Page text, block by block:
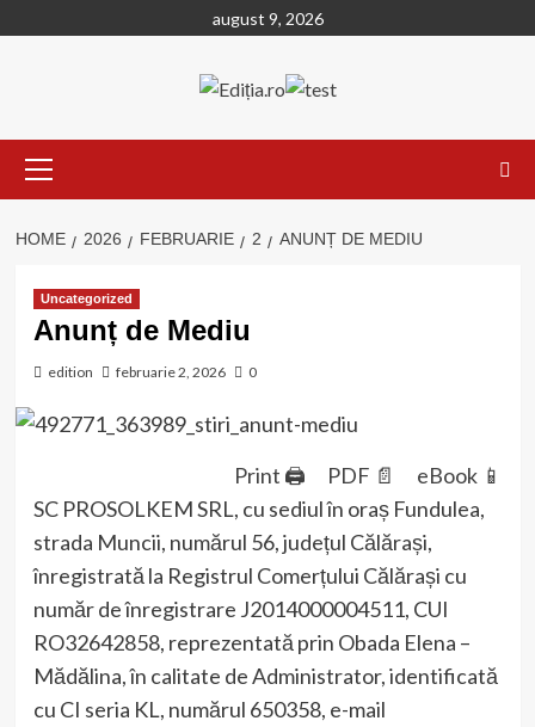
to
august 9, 2026
Menu
HOME 2026 FEBRUARIE 2 ANUNȚ DE MEDIU
Uncategorized
Anunț de Mediu
edition februarie 2, 2026 0
Print 🖨 PDF 📄
eBook 📱
SC PROSOLKEM SRL, cu sediul în oraș Fundulea,
strada Muncii, numărul 56, județul Călărași,
înregistrată la Registrul Comerțului Călărași cu
număr de înregistrare J2014000004511, CUI
RO32642858, reprezentată prin Obada Elena –
Mădălina, în calitate de Administrator, identificată
cu CI seria KL, numărul 650358, e-mail